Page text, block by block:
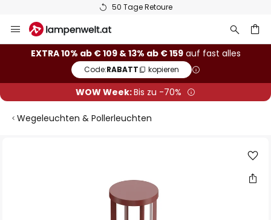
50 Tage Retoure
Inhalt
springen
EXTRA 10% ab € 109 & 13% ab € 159auf fast alles
Code:RABATT kopieren
WOW Week:Bis zu -70%
Wegeleuchten & Pollerleuchten